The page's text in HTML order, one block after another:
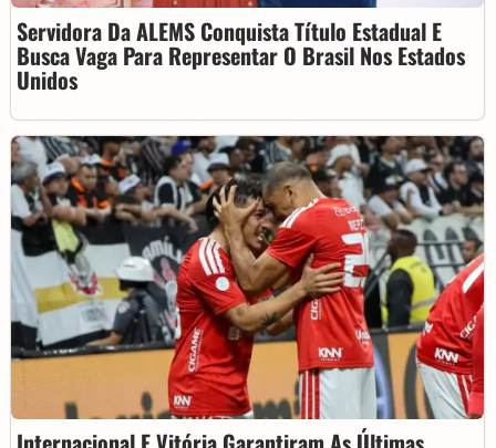
Servidora Da ALEMS Conquista Título Estadual E
Busca Vaga Para Representar O Brasil Nos Estados
Unidos